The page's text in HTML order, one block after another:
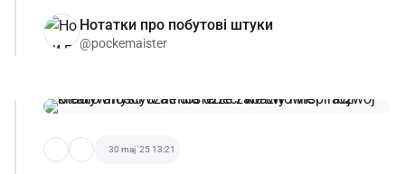
Нотатки про побутові штуки
@pockemaister
30 maj '25 13:21